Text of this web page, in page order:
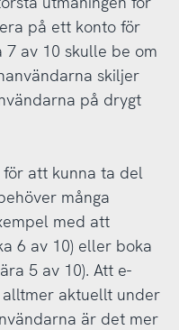
på ett konto för
7 av 10 skulle be om
skiljer
på drygt
att kunna ta del
många
med att
6 av 10) eller boka
5 av 10). Att e-
aktuellt under
är det mer